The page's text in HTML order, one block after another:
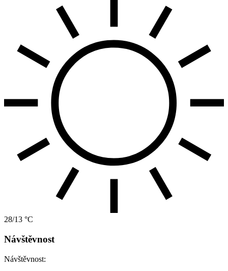
28/13 °C
Návštěvnost
Návštěvnost: